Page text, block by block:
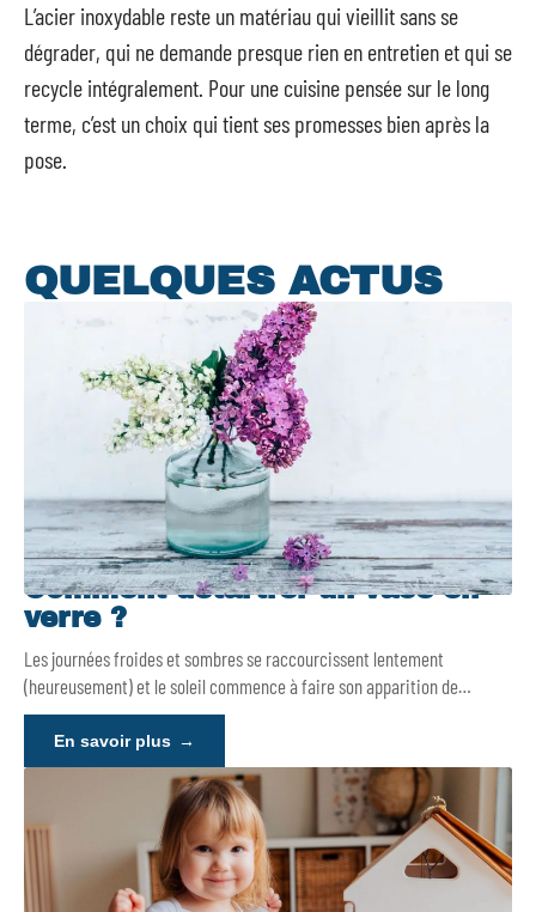
L’acier inoxydable reste un matériau qui vieillit sans se
dégrader, qui ne demande presque rien en entretien et qui se
recycle intégralement. Pour une cuisine pensée sur le long
terme, c’est un choix qui tient ses promesses bien après la
pose.
QUELQUES ACTUS
Comment détartrer un vase en
verre ?
Les journées froides et sombres se raccourcissent lentement
(heureusement) et le soleil commence à faire son apparition de…
En savoir plus